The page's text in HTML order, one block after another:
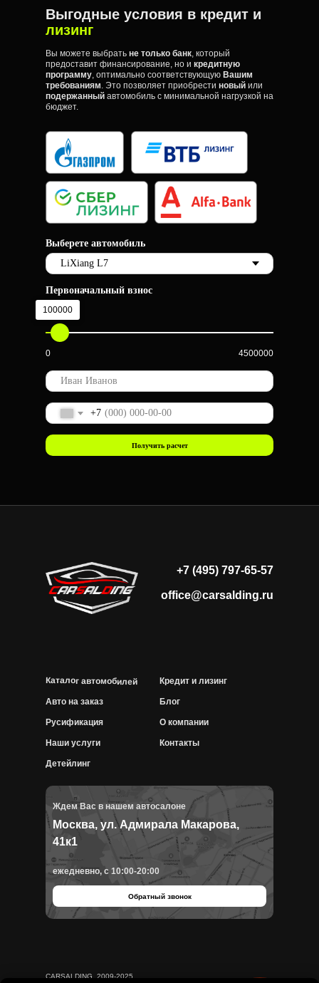
Выгодные условия в кредит и
лизинг
Вы можете выбрать не только банк, который
предоставит финансирование, но и кредитную
программу, оптимально соответствующую Вашим
требованиям. Это позволяет приобрести новый или
подержанный автомобиль с минимальной нагрузкой на
бюджет.
Выберете автомобиль
Первоначальный взнос
100000
0 4500000
+7
Получить расчет
Контакты
Кредит и лизинг
Блог
Наши услуги
office@carsalding.ru
Авто на заказ
Русификация
Детейлинг
О компании
+7 (495) 797-65-57
Каталог автомобилей
Москва, ул. Адмирала Макарова,
41к1
ежедневно, с 10:00-20:00
Ждем Вас в нашем автосалоне
Обратный звонок
CARSALDING, 2009-2025